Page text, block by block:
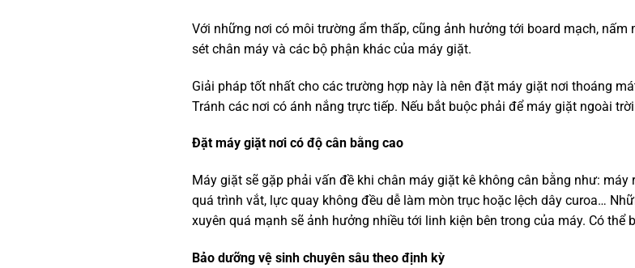
Với những nơi có môi trường ẩm thấp, cũng ảnh hưởng tới board mạch, nấm
sét chân máy và các bộ phận khác của máy giặt.
Giải pháp tốt nhất cho các trường hợp này là nên đặt máy giặt nơi thoáng
Tránh các nơi có ánh nắng trực tiếp. Nếu bắt buộc phải để máy giặt ngoài
Đặt máy giặt nơi có độ cân bằng cao
Máy giặt sẽ gặp phải vấn đề khi chân máy giặt kê không cân bằng như:
quá trình vắt, lực quay không đều dễ làm mòn trục hoặc lệch dây curoa…
xuyên quá mạnh sẽ ảnh hưởng nhiều tới linh kiện bên trong của máy. Có thể
Bảo dưỡng vệ sinh chuyên sâu theo định kỳ